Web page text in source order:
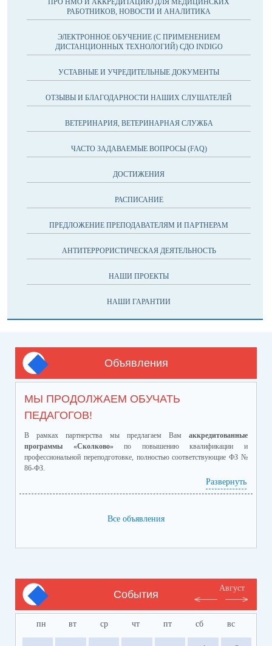
ПРО НМО И АККРЕДИТАЦИЮ ДЛЯ МЕДИЦИНСКИХ
РАБОТНИКОВ, НОВОСТИ И АНАЛИТИКА
ЭЛЕКТРОННОЕ ОБУЧЕНИЕ (С ПРИМЕНЕНИЕМ
ДИСТАНЦИОННЫХ ТЕХНОЛОГИЙ) СДО INDIGO
УСТАВНЫЕ И УЧРЕДИТЕЛЬНЫЕ ДОКУМЕНТЫ
ОТЗЫВЫ И БЛАГОДАРНОСТИ НАШИХ СЛУШАТЕЛЕЙ
ВЕТЕРИНАРИЯ, ВЕТЕРИНАРНАЯ СЛУЖБА
ЧАСТО ЗАДАВАЕМЫЕ ВОПРОСЫ (FAQ)
ДОСТИЖЕНИЯ
РАСПИСАНИЕ
ПРЕДЛОЖЕНИЕ ПРЕПОДАВАТЕЛЯМ И ПАРТНЕРАМ
АНТИТЕРРОРИСТИЧЕСКАЯ ДЕЯТЕЛЬНОСТЬ
НАШИ ПРОЕКТЫ
НАШИ ГАРАНТИИ
Объявления
МЫ ПРОДОЛЖАЕМ ОБУЧАТЬ
ПЕДАГОГОВ!
В рамках партнерства мы предлагаем Вам аккредитованные
программы «Сколково»по повышению квалификации и
профессиональной переподготовке, полностью соответствующие ФЗ №
86-ФЗ.
Ознакомиться с программами и ценами можно в
приложенном файле.
Развернуть
Все объявления
События
Август
пн вт ср чт пт сб вс